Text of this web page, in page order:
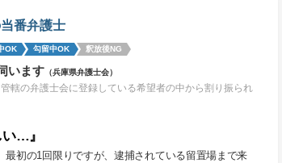
番弁護士
OK 勾留中OK 釈放後NG
います （兵庫県弁護士会）
轄の弁護士会に登録している希望者の中から割り振られ
…』
初の1回限りですが、逮捕されている留置場まで来